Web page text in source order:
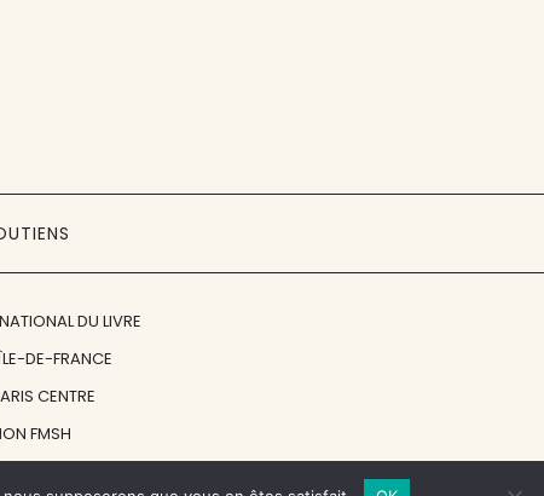
DU LIVRE
DE-FRANCE
CENTRE
FMSH